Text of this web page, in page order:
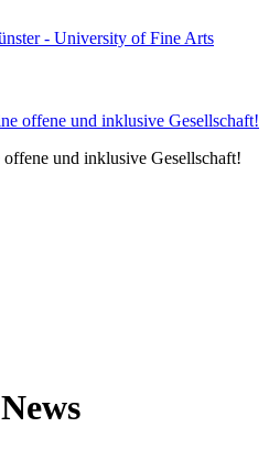
und inklusive Gesellschaft!